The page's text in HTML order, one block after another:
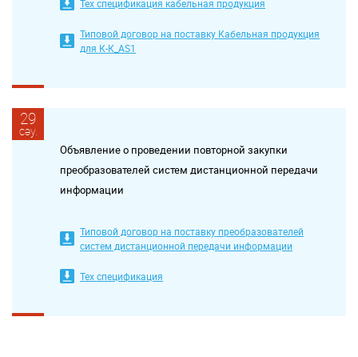
Тех спецификация кабельная продукция
Типовой договор на поставку Кабельная продукция
для К-К_AS1
29
сәу.
Объявление о проведении повторной закупки
преобразователей систем дистанционной передачи
информации
Типовой договор на поставку преобразователей
систем дистанционной передачи информации
Тех спецификация